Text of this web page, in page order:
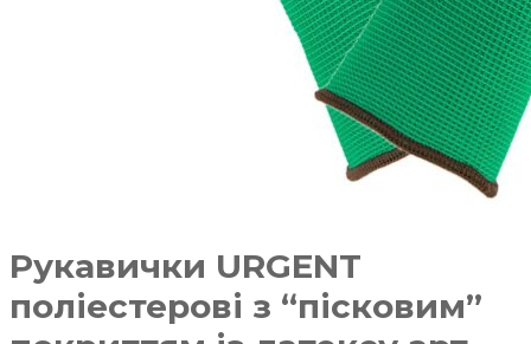
Рукавички URGENT
поліестерові з “пісковим”